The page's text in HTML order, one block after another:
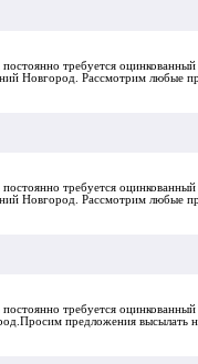
требуется
Новгород. Рассмотрим любые
постоянно требуется
Новгород. Рассмотрим любые
постоянно требуется
предложения высылать